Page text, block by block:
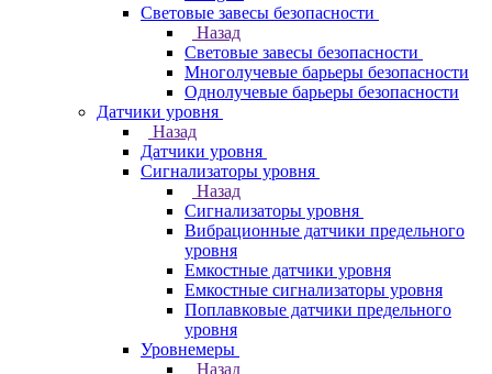
Световые завесы безопасности
Назад
Световые завесы безопасности
Многолучевые барьеры безопасности
Однолучевые барьеры безопасности
Датчики уровня
Назад
Датчики уровня
Сигнализаторы уровня
Назад
Сигнализаторы уровня
Вибрационные датчики предельного
уровня
Емкостные датчики уровня
Емкостные сигнализаторы уровня
Поплавковые датчики предельного
уровня
Уровнемеры
Назад